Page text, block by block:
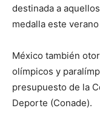
destinada a
medalla este
México también
olímpicos y
presupuesto de la
Deporte (Conade).